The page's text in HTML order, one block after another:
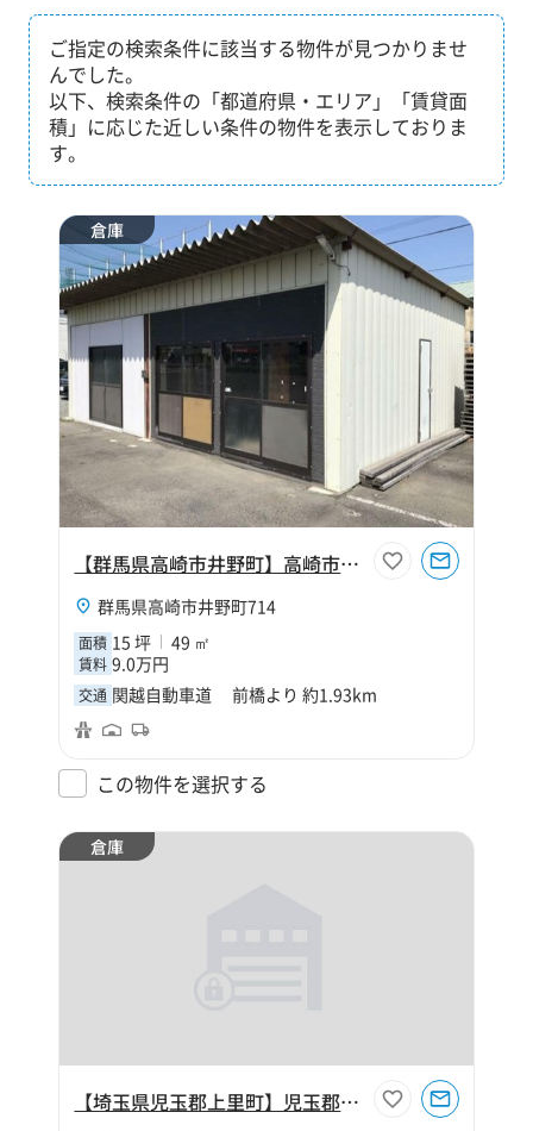
ご指定の検索条件に該当する物件が見つかりませ
んでした。
以下、検索条件の「都道府県・エリア」「賃貸面
積」に応じた近しい条件の物件を表示しておりま
す。
倉庫
【群馬県高崎市井野町】高崎市井野町15坪倉庫
群馬県高崎市井野町714
面積 15 坪 49 ㎡
賃料 9.0万円
交通 関越自動車道 前橋より 約1.93km
この物件を選択する
倉庫
【埼玉県児玉郡上里町】児玉郡上里町大字金久保170坪倉庫